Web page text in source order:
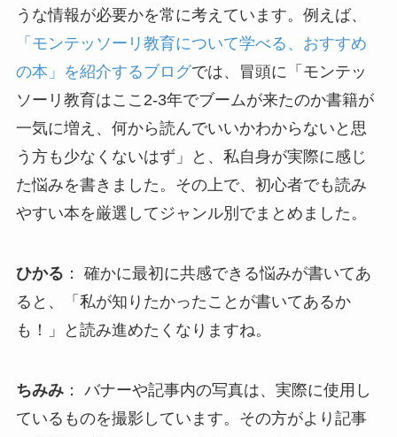
うな情報が必要かを常に考えています。例えば、
「モンテッソーリ教育について学べる、おすすめ
の本」を紹介するブログでは、冒頭に「モンテッ
ソーリ教育はここ2-3年でブームが来たのか書籍が
一気に増え、何から読んでいいかわからないと思
う方も少なくないはず」と、私自身が実際に感じ
た悩みを書きました。その上で、初心者でも読み
やすい本を厳選してジャンル別でまとめました。
ひかる ： 確かに最初に共感できる悩みが書いてあ
ると、「私が知りたかったことが書いてあるか
も！」と読み進めたくなりますね。
ちみみ： バナーや記事内の写真は、実際に使用し
ているものを撮影しています。その方がより記事